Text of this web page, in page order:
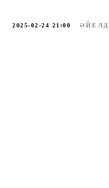
2025-02-24 21:00